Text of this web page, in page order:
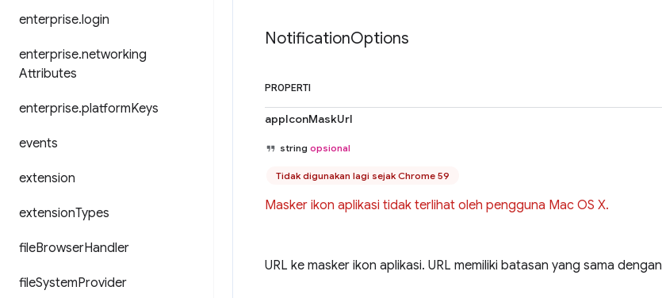
enterprise.login
enterprise.networking
Attributes
enterprise.platformKeys
events
extension
extensionTypes
fileBrowserHandler
fileSystemProvider
NotificationOptions
PROPERTI
appIconMaskUrl
string opsional
Tidak digunakan lagi sejak Chrome 59
Masker ikon aplikasi tidak terlihat oleh pengguna Mac OS X.
URL ke masker ikon aplikasi. URL memiliki batasan yang sama dengan